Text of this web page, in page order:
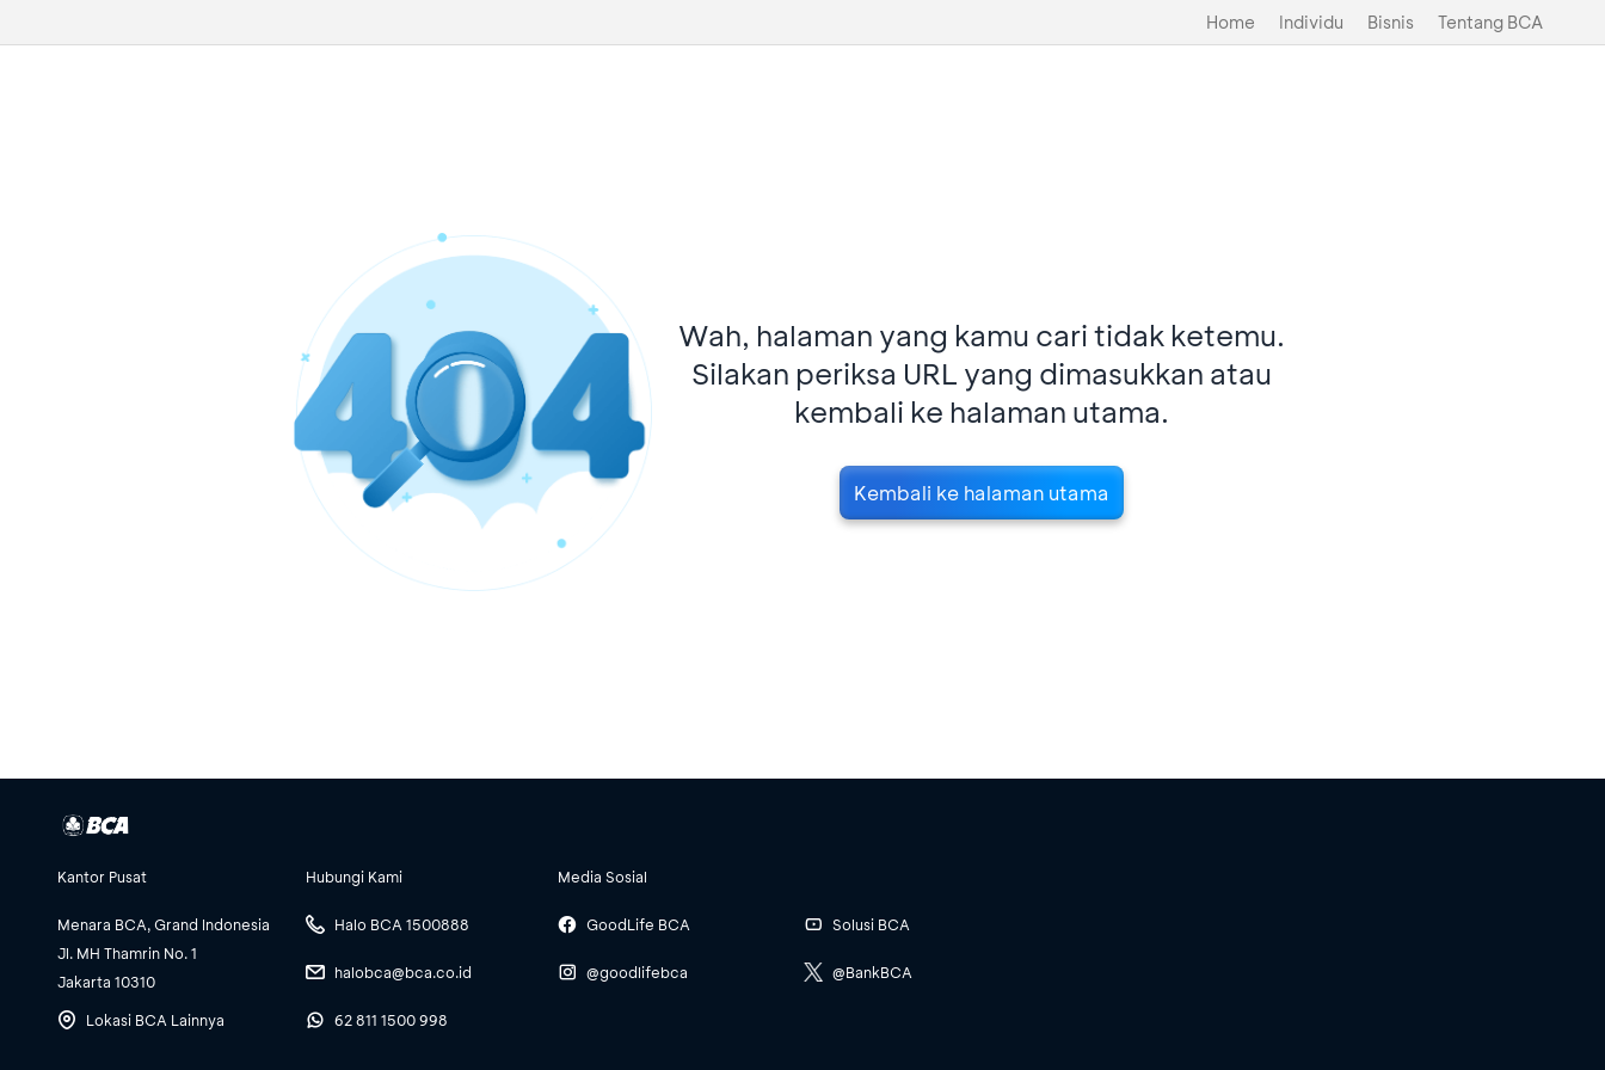
Home Individu Bisnis Tentang BCA
Wah, halaman yang kamu cari tidak ketemu.
Silakan periksa URL yang dimasukkan atau
kembali ke halaman utama.
Kembali ke halaman utama
Kantor Pusat
Menara BCA, Grand Indonesia
Jl. MH Thamrin No. 1
Jakarta 10310
Lokasi BCA Lainnya
Hubungi Kami
Halo BCA 1500888
halobca@bca.co.id
62 811 1500 998
Media Sosial
GoodLife BCA
@goodlifebca
Solusi BCA
@BankBCA